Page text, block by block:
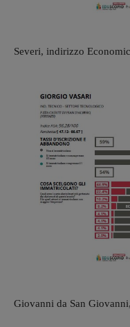
Severi, indirizzo
Giovanni da San